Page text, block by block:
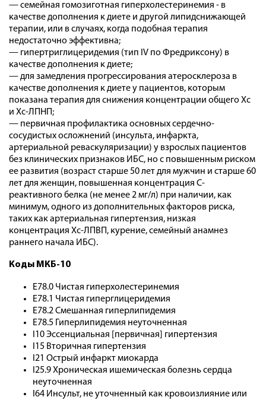
— семейная гомозиготная гиперхолестеринемия - в
качестве дополнения к диете и другой липидснижающей
терапии, или в случаях, когда подобная терапия
недостаточно эффективна;
— гипертриглицеридемия (тип IV по Фредриксону) в
качестве дополнения к диете;
— для замедления прогрессирования атеросклероза в
качестве дополнения к диете у пациентов, которым
показана терапия для снижения концентрации общего Хс
и Хс-ЛПНП;
— первичная профилактика основных сердечно-
сосудистых осложнений (инсульта, инфаркта,
артериальной реваскуляризации) у взрослых пациентов
без клинических признаков ИБС, но с повышенным риском
ее развития (возраст старше 50 лет для мужчин и старше 60
лет для женщин, повышенная концентрация С-
реактивного белка (не менее 2 мг/л) при наличии, как
минимум, одного из дополнительных факторов риска,
таких как артериальная гипертензия, низкая
концентрация Хс-ЛПВП, курение, семейный анамнез
раннего начала ИБС).
Коды МКБ-10
E78.0 Чистая гиперхолестеринемия
E78.1 Чистая гиперглицеридемия
E78.2 Смешанная гиперлипидемия
E78.5 Гиперлипидемия неуточненная
I10 Эссенциальная [первичная] гипертензия
I15 Вторичная гипертензия
I21 Острый инфаркт миокарда
I25.9 Хроническая ишемическая болезнь сердца
неуточненная
I64 Инсульт, не уточненный как кровоизлияние или